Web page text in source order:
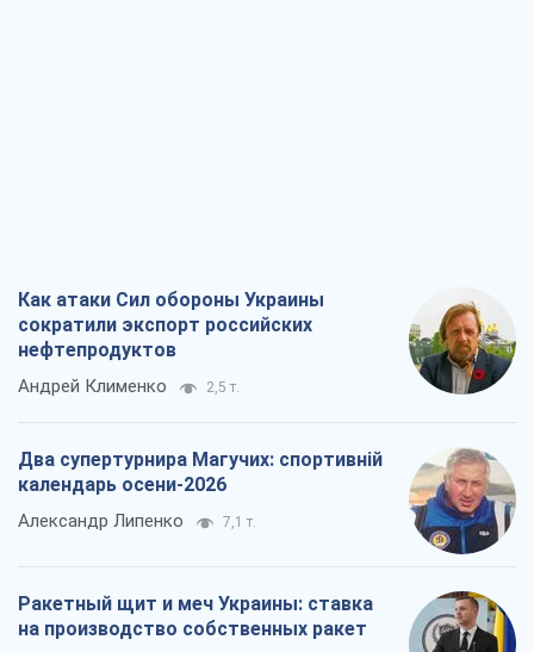
Как атаки Сил обороны Украины
сократили экспорт российских
нефтепродуктов
Андрей Клименко 2,5 т.
Два супертурнира Магучих: спортивній
календарь осени-2026
Александр Липенко 7,1 т.
Ракетный щит и меч Украины: ставка
на производство собственных ракет